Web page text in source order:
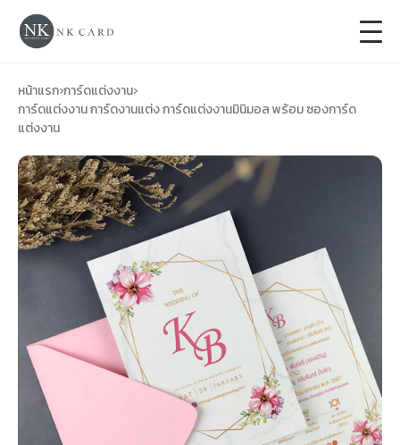
การ์ดแต่งงาน
ของชำร่วยงานแต่ง
ของรับไหว้
ป้ายของชำร่วยงานแต่ง
การ์ดงานบวช
การ์ดขึ้นบ้านใหม่
ซองเปล่า
รับพิมพ์หน้าซอง +
หน้าแรก›การ์ดแต่งงาน›
การ์ดแต่งงาน การ์ดงานแต่ง การ์ดแต่งงานมินิมอล พร้อม ซองการ์ด
แต่งงาน